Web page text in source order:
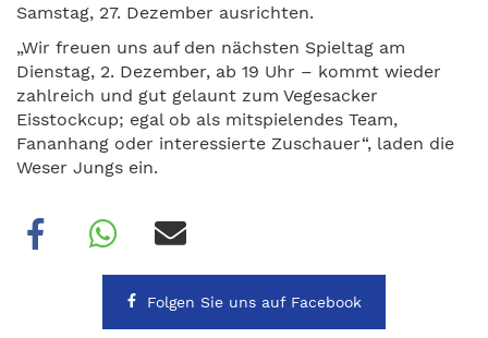
Samstag, 27. Dezember ausrichten.
„Wir freuen uns auf den nächsten Spieltag am
Dienstag, 2. Dezember, ab 19 Uhr – kommt wieder
zahlreich und gut gelaunt zum Vegesacker
Eisstockcup; egal ob als mitspielendes Team,
Fananhang oder interessierte Zuschauer“, laden die
Weser Jungs ein.
Folgen Sie uns auf Facebook